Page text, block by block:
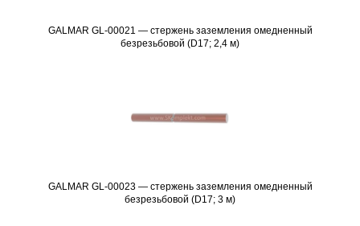
Подробнее
GALMAR GL-00021 — стержень заземления омедненный
безрезьбовой (D17; 2,4 м)
Подробнее
GALMAR GL-00023 — стержень заземления омедненный
безрезьбовой (D17; 3 м)